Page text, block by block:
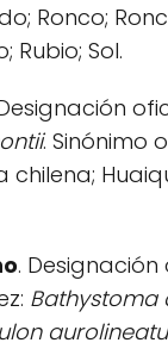
Ronco;
Rubio; Sol.
. Sinónimo
chilena;
. Designación
Bathystoma